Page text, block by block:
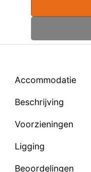
Accommodatie
Beschrijving
Voorzieningen
Ligging
Beoordelingen